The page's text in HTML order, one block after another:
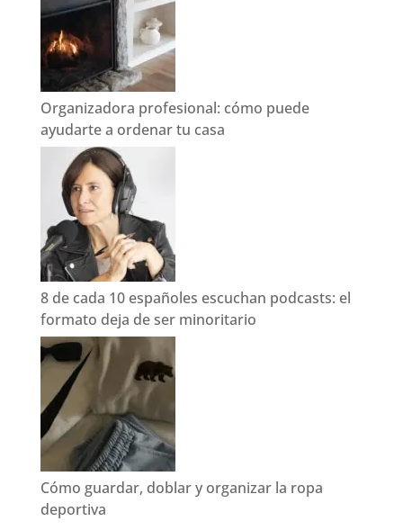
Organizadora profesional: cómo puede
ayudarte a ordenar tu casa
8 de cada 10 españoles escuchan podcasts: el
formato deja de ser minoritario
Cómo guardar, doblar y organizar la ropa
deportiva